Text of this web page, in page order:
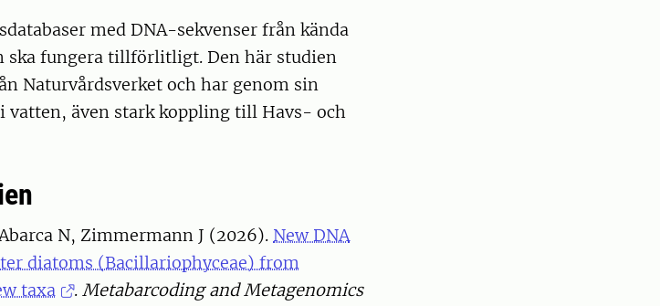
med DNA-sekvenser från kända
ska fungera tillförlitligt. Den här studien
Naturvårdsverket och har genom sin
även stark koppling till Havs- och
N, Zimmermann J (2026). New DNA
diatoms (Bacillariophyceae) from
taxa
.Metabarcoding and Metagenomics